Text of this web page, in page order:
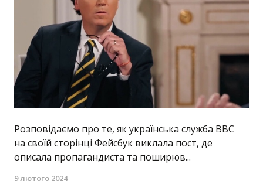
Розповідаємо про те, як українська служба BBC
на своїй сторінці Фейсбук виклала пост, де
описала пропагандиста та поширюв...
9 лютого 2024